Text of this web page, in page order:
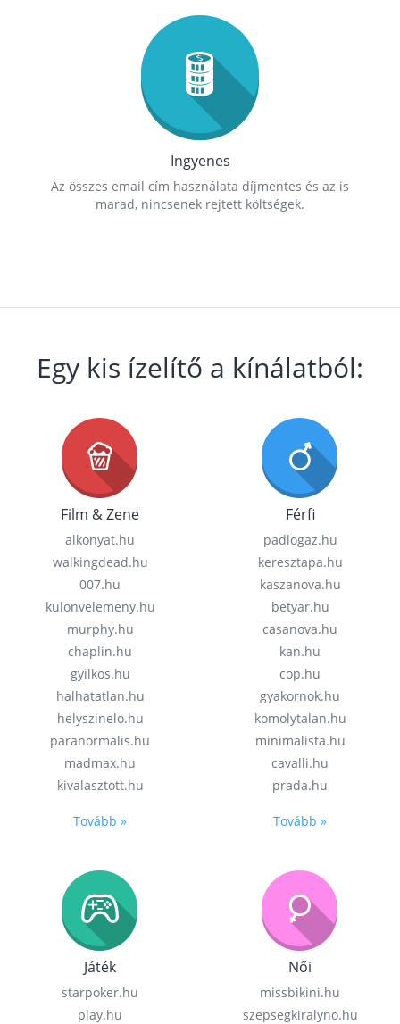
Ingyenes
Az összes email cím használata díjmentes és az is
marad, nincsenek rejtett költségek.
Egy kis ízelítő a kínálatból:
Film & Zene
alkonyat.hu
walkingdead.hu
007.hu
kulonvelemeny.hu
murphy.hu
chaplin.hu
gyilkos.hu
halhatatlan.hu
helyszinelo.hu
paranormalis.hu
madmax.hu
kivalasztott.hu
Tovább »
Férfi
padlogaz.hu
keresztapa.hu
kaszanova.hu
betyar.hu
casanova.hu
kan.hu
cop.hu
gyakornok.hu
komolytalan.hu
minimalista.hu
cavalli.hu
prada.hu
Tovább »
Játék
starpoker.hu
play.hu
Női
missbikini.hu
szepsegkiralyno.hu